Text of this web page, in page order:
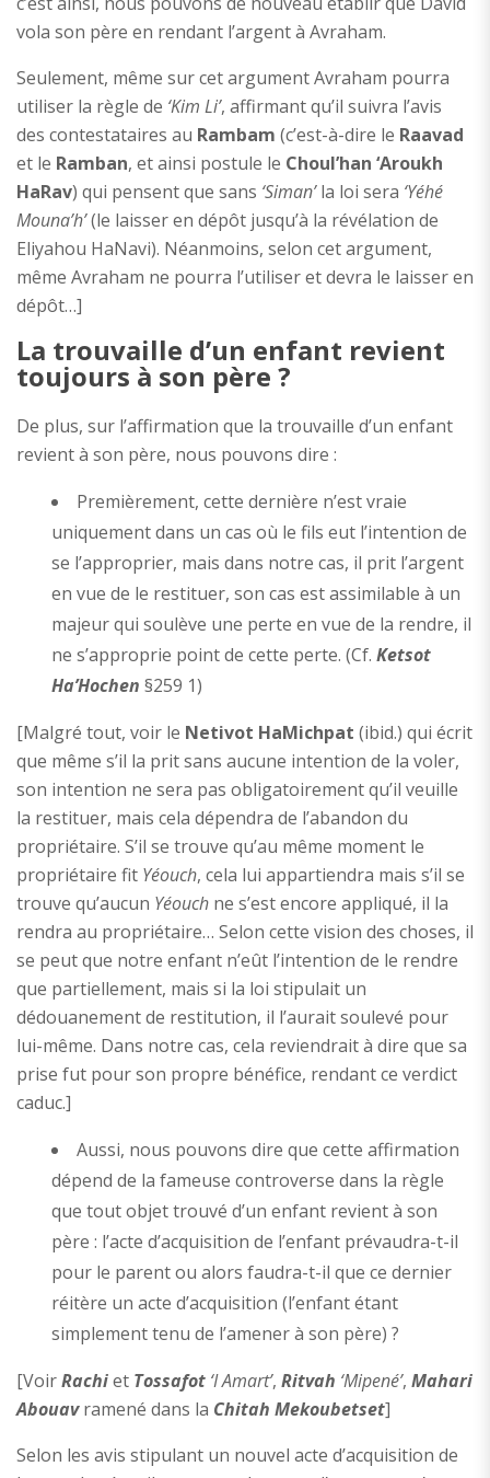
vola son père en rendant l’argent à Avraham.
Seulement, même sur cet argument Avraham pourra
utiliser la règle de ‘Kim Li’, affirmant qu’il suivra l’avis
des contestataires au Rambam (c’est-à-dire le Raavad
et le Ramban, et ainsi postule le Choul’han ‘Aroukh
HaRav) qui pensent que sans ‘Siman’la loi sera ‘Yéhé
Mouna’h’(le laisser en dépôt jusqu’à la révélation de
Eliyahou HaNavi). Néanmoins, selon cet argument,
même Avraham ne pourra l’utiliser et devra le laisser en
dépôt…]
La trouvaille d’un enfant revient
toujours à son père ?
De plus, sur l’affirmation que la trouvaille d’un enfant
revient à son père, nous pouvons dire :
Premièrement, cette dernière n’est vraie
uniquement dans un cas où le fils eut l’intention de
se l’approprier, mais dans notre cas, il prit l’argent
en vue de le restituer, son cas est assimilable à un
majeur qui soulève une perte en vue de la rendre, il
ne s’approprie point de cette perte. (Cf. Ketsot
Ha’Hochen §259 1)
[Malgré tout, voir le Netivot HaMichpat (ibid.) qui écrit
que même s’il la prit sans aucune intention de la voler,
son intention ne sera pas obligatoirement qu’il veuille
la restituer, mais cela dépendra de l’abandon du
propriétaire. S’il se trouve qu’au même moment le
propriétaire fit Yéouch, cela lui appartiendra mais s’il se
trouve qu’aucun Yéouch ne s’est encore appliqué, il la
rendra au propriétaire… Selon cette vision des choses, il
se peut que notre enfant n’eût l’intention de le rendre
que partiellement, mais si la loi stipulait un
dédouanement de restitution, il l’aurait soulevé pour
lui-même. Dans notre cas, cela reviendrait à dire que sa
prise fut pour son propre bénéfice, rendant ce verdict
caduc.]
Aussi, nous pouvons dire que cette affirmation
dépend de la fameuse controverse dans la règle
que tout objet trouvé d’un enfant revient à son
père : l’acte d’acquisition de l’enfant prévaudra-t-il
pour le parent ou alors faudra-t-il que ce dernier
réitère un acte d’acquisition (l’enfant étant
simplement tenu de l’amener à son père) ?
[VoirRachiet Tossafot ‘I Amart’, Ritvah ‘Mipené’, Mahari
Abouavramené dans la Chitah Mekoubetset]
Selon les avis stipulant un nouvel acte d’acquisition de